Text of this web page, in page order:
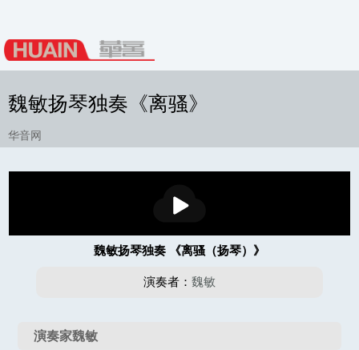
魏敏扬琴独奏《离骚》
华音网
放
魏敏扬琴独奏 《离骚（扬琴）》
演奏者： 魏敏
演奏家魏敏